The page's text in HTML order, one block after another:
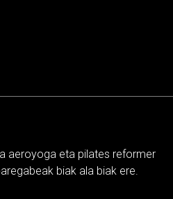
aeroyoga eta pilates reformer
biak ala biak ere.